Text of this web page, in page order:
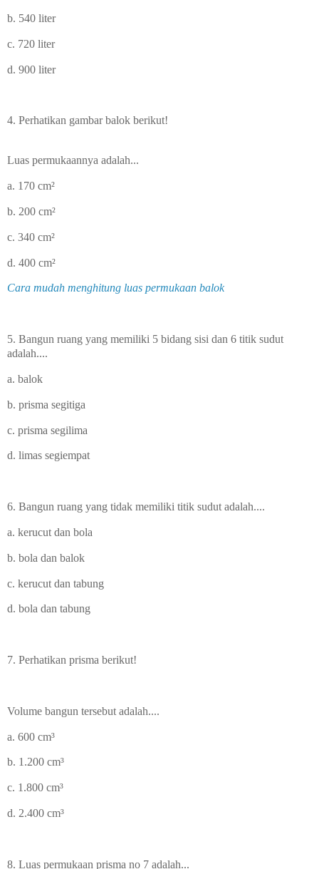
b. 540 liter
c. 720 liter
d. 900 liter
4. Perhatikan gambar balok berikut!
Luas permukaannya adalah...
a. 170 cm²
b. 200 cm²
c. 340 cm²
d. 400 cm²
Cara mudah menghitung luas permukaan balok
5. Bangun ruang yang memiliki 5 bidang sisi dan 6 titik sudut
adalah....
a. balok
b. prisma segitiga
c. prisma segilima
d. limas segiempat
6. Bangun ruang yang tidak memiliki titik sudut adalah....
a. kerucut dan bola
b. bola dan balok
c. kerucut dan tabung
d. bola dan tabung
7. Perhatikan prisma berikut!
Volume bangun tersebut adalah....
a. 600 cm³
b. 1.200 cm³
c. 1.800 cm³
d. 2.400 cm³
8. Luas permukaan prisma no 7 adalah...